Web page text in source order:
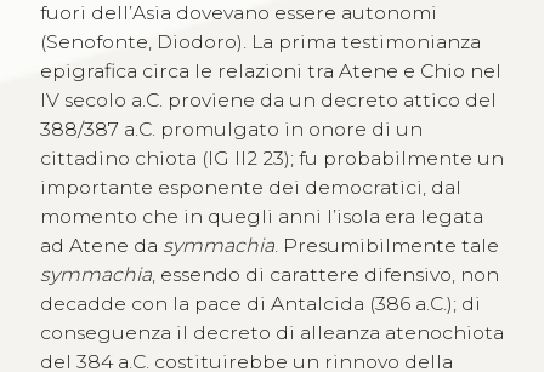
fuori dell’Asia dovevano essere autonomi
(Senofonte, Diodoro). La prima testimonianza
epigrafica circa le relazioni tra Atene e Chio nel
IV secolo a.C. proviene da un decreto attico del
388/387 a.C. promulgato in onore di un
cittadino chiota (IG II2 23); fu probabilmente un
importante esponente dei democratici, dal
momento che in quegli anni l’isola era legata
ad Atene da symmachia. Presumibilmente tale
symmachia, essendo di carattere difensivo, non
decadde con la pace di Antalcida (386 a.C.); di
conseguenza il decreto di alleanza atenochiota
del 384 a.C. costituirebbe un rinnovo della